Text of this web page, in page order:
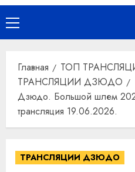
Основное
меню
Главная
ТОП
ТРАНСЛЯЦИИ ДЗЮДО
Дзюдо. Большой шлем
трансляция 19.06.2026.
ТРАНСЛЯЦИИ ДЗЮДО